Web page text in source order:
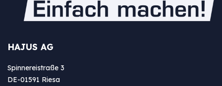
HAJUS AG
Spinnereistraße 3
DE-01591 Riesa